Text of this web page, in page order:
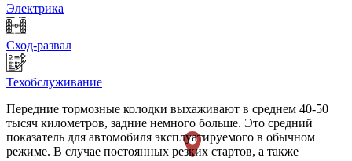
Электрика
Сход-развал
Техобслуживание
Передние тормозные колодки выхаживают в среднем 40-50
тысяч километров, задние немного больше. Это средний
показатель для автомобиля эксплуатируемого в обычном
режиме. В случае постоянных резких стартов, а также